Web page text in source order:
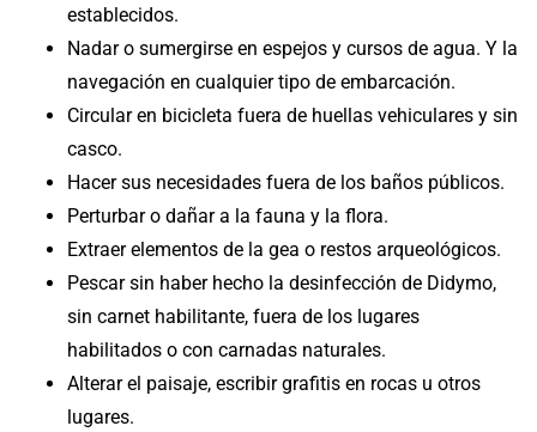
establecidos.
Nadar o sumergirse en espejos y cursos de agua. Y la
navegación en cualquier tipo de embarcación.
Circular en bicicleta fuera de huellas vehiculares y sin
casco.
Hacer sus necesidades fuera de los baños públicos.
Perturbar o dañar a la fauna y la flora.
Extraer elementos de la gea o restos arqueológicos.
Pescar sin haber hecho la desinfección de Didymo,
sin carnet habilitante, fuera de los lugares
habilitados o con carnadas naturales.
Alterar el paisaje, escribir grafitis en rocas u otros
lugares.